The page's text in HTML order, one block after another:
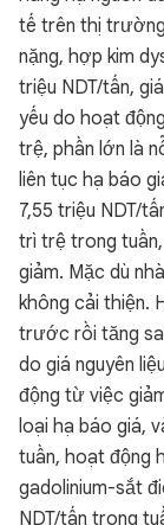
tế trên thị
nặng, hợp kim
triệu NDT/tấn,
yếu do hoạt
trệ, phần lớn là
liên tục hạ báo
7,55 triệu NDT/
trì trệ trong tuần,
giảm. Mặc dù
không cải thiện.
trước rồi tăng
do giá nguyên
động từ việc
loại hạ báo giá,
tuần, hoạt động
gadolinium-sắt
NDT/tấn trong